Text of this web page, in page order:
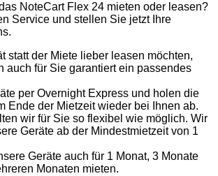
NoteCart Flex 24 mieten oder leasen?
Service und stellen Sie jetzt Ihre
statt der Miete lieber leasen möchten,
auch für Sie garantiert ein passendes
per Overnight Express und holen die
Ende der Mietzeit wieder bei Ihnen ab.
wir für Sie so flexibel wie möglich. Wir
Geräte ab der Mindestmietzeit von 1
Geräte auch für 1 Monat, 3 Monate
Monaten mieten.